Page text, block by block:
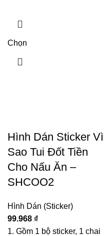
Chọn
Hình Dán Sticker Vì
Sao Tui Đốt Tiền
Cho Nấu Ăn –
SHCOO2
Hình Dán (Sticker)
99.968 ₫
Gồm 1 bộ sticker, 1 chai